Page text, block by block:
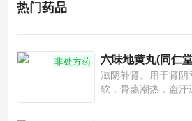
热门药品
非处方药 六味地黄丸(同仁
滋阴补肾。用于肾阴
软，骨蒸潮热，盗汗